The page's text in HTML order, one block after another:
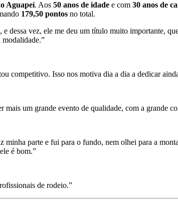
Aguapeí. Aos 50 anos de idade e com 30 anos de
179,50 pontos no total.
dessa vez, ele me deu um título muito importante,
competitivo. Isso nos motiva dia a dia a dedicar
um grande evento de qualidade, com a grande
parte e fui para o fundo, nem olhei para a
é bom.”
de rodeio.”